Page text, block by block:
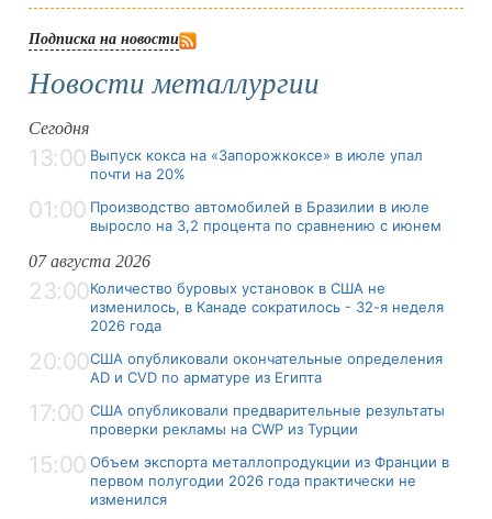
Подписка на новости
Новости металлургии
Сегодня
13:00 Выпуск кокса на «Запорожкоксе» в июле упал
почти на 20%
01:00 Производство автомобилей в Бразилии в июле
выросло на 3,2 процента по сравнению с июнем
07 августа 2026
23:00Количество буровых установок в США не
изменилось, в Канаде сократилось - 32-я неделя
2026 года
20:00США опубликовали окончательные определения
AD и CVD по арматуре из Египта
17:00 США опубликовали предварительные результаты
проверки рекламы на CWP из Турции
15:00 Объем экспорта металлопродукции из Франции в
первом полугодии 2026 года практически не
изменился